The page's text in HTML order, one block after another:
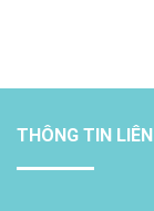
THÔNG TIN